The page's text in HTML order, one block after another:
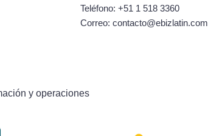
Teléfono: +51 1 518 3360
Correo: contacto@ebizlatin.com
y operaciones